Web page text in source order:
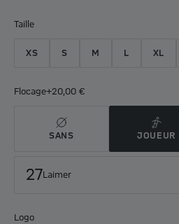
Taille
XS S M L XL
Flocage+20,00 €
SANS JOUEUR
27Laimer
Logo